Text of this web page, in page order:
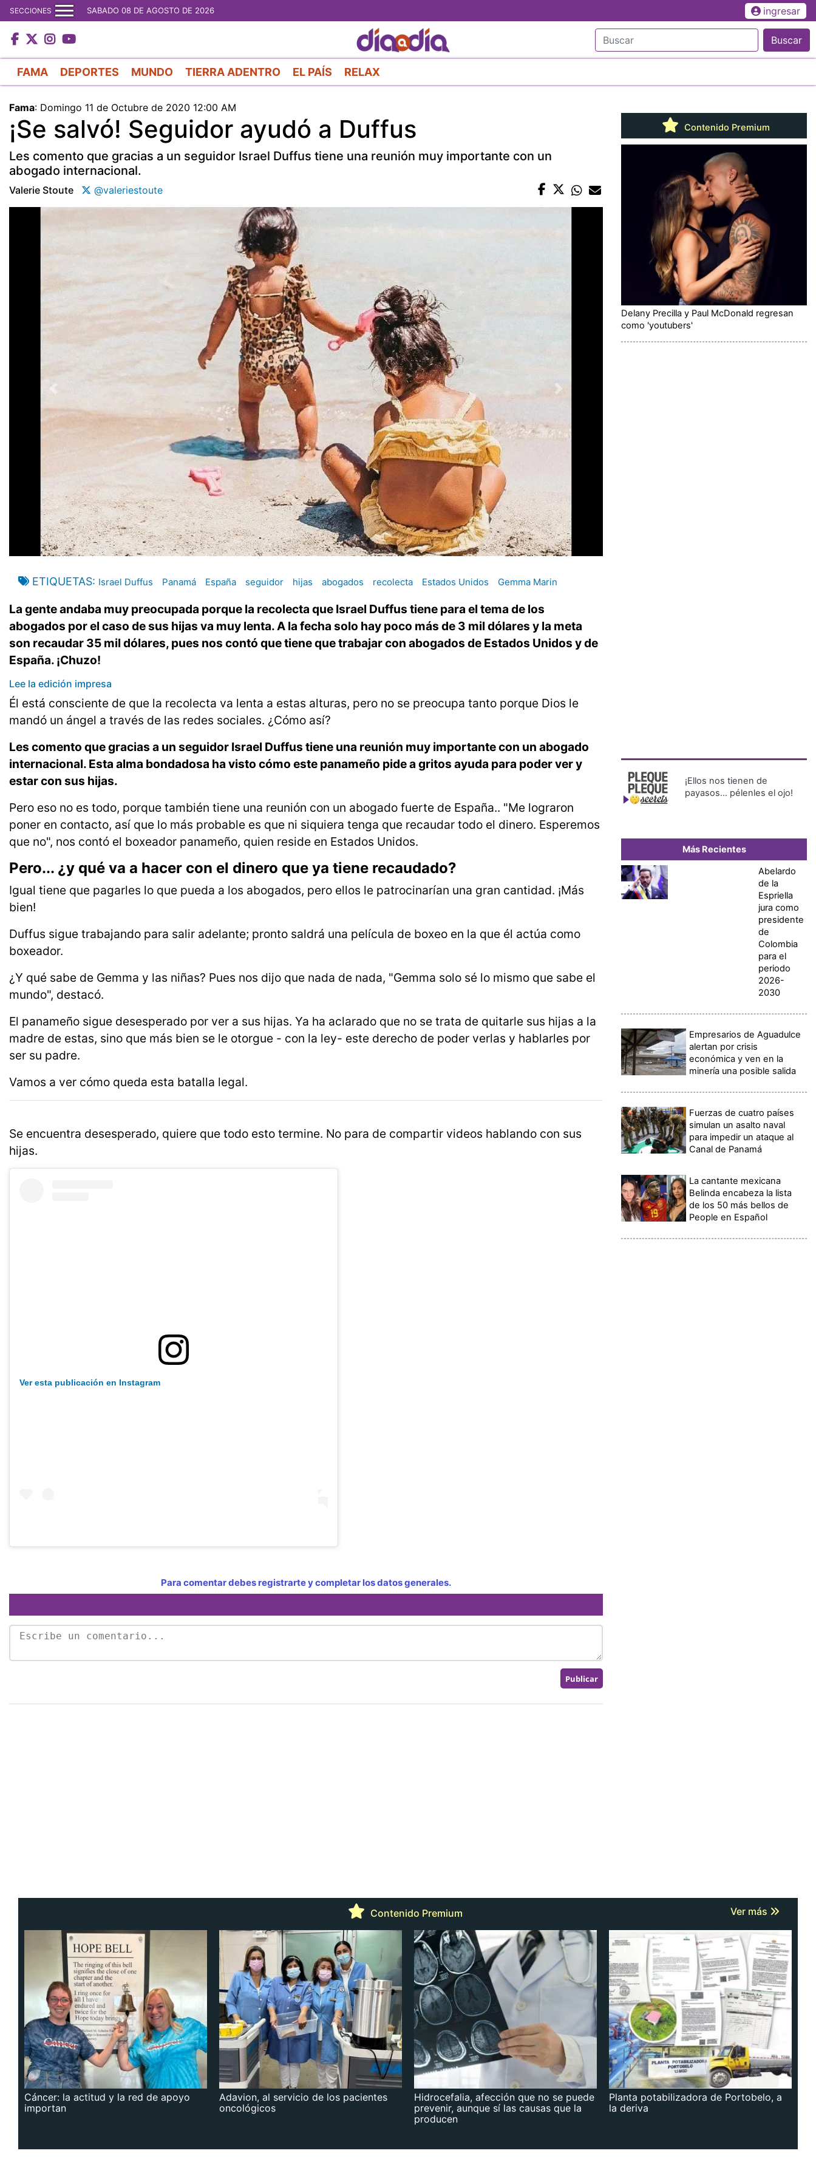
al
contenido
principal
SECCIONES SABADO 08 DE AGOSTO DE 2026 ingresar
Buscar
FAMA DEPORTES MUNDO TIERRA ADENTRO EL PAÍS RELAX
Fama: Domingo 11 de Octubre de 2020 12:00 AM
¡Se salvó! Seguidor ayudó a Duffus
Les comento que gracias a un seguidor Israel Duffus tiene una reunión muy importante con un
abogado internacional.
Valerie Stoute @valeriestoute
ETIQUETAS Israel Duffus Panamá España seguidor hijas abogados recolecta Estados Unidos Gemma Marin
La gente andaba muy preocupada porque la recolecta que Israel Duffus tiene para el tema de los
abogados por el caso de sus hijas va muy lenta. A la fecha solo hay poco más de 3 mil dólares y la meta
son recaudar 35 mil dólares, pues nos contó que tiene que trabajar con abogados de Estados Unidos y de
España. ¡Chuzo!
Lee la edición impresa
Él está consciente de que la recolecta va lenta a estas alturas, pero no se preocupa tanto porque Dios le
mandó un ángel a través de las redes sociales. ¿Cómo así?
Les comento que gracias a un seguidor Israel Duffus tiene una reunión muy importante con un abogado
internacional. Esta alma bondadosa ha visto cómo este panameño pide a gritos ayuda para poder ver y
estar con sus hijas.
Pero eso no es todo, porque también tiene una reunión con un abogado fuerte de España.. "Me lograron
poner en contacto, así que lo más probable es que ni siquiera tenga que recaudar todo el dinero. Esperemos
que no", nos contó el boxeador panameño, quien reside en Estados Unidos.
Pero... ¿y qué va a hacer con el dinero que ya tiene recaudado?
Igual tiene que pagarles lo que pueda a los abogados, pero ellos le patrocinarían una gran cantidad. ¡Más
bien!
Duffus sigue trabajando para salir adelante; pronto saldrá una película de boxeo en la que él actúa como
boxeador.
¿Y qué sabe de Gemma y las niñas? Pues nos dijo que nada de nada, "Gemma solo sé lo mismo que sabe el
mundo", destacó.
El panameño sigue desesperado por ver a sus hijas. Ya ha aclarado que no se trata de quitarle sus hijas a la
madre de estas, sino que más bien se le otorgue - con la ley- este derecho de poder verlas y hablarles por
ser su padre.
Vamos a ver cómo queda esta batalla legal.
Se encuentra desesperado, quiere que todo esto termine. No para de compartir videos hablando con sus
hijas.
Ver esta publicación en Instagram
Para comentar debes registrarte y completar los datos generales.
Contenido Premium
Delany Precilla y Paul McDonald regresan
como 'youtubers'
¡Ellos nos tienen de
payasos… pélenles el ojo!
Más Recientes
Abelardo
de la
Espriella
jura como
presidente
de
Colombia
para el
periodo
2026-
2030
Empresarios de Aguadulce
alertan por crisis
económica y ven en la
minería una posible salida
Fuerzas de cuatro países
simulan un asalto naval
para impedir un ataque al
Canal de Panamá
La cantante mexicana
Belinda encabeza la lista
de los 50 más bellos de
People en Español
Contenido Premium Ver más
Cáncer: la actitud y la red de apoyo
importan
Adavion, al servicio de los pacientes
oncológicos
Hidrocefalia, afección que no se puede
prevenir, aunque sí las causas que la
producen
Planta potabilizadora de Portobelo, a
la deriva